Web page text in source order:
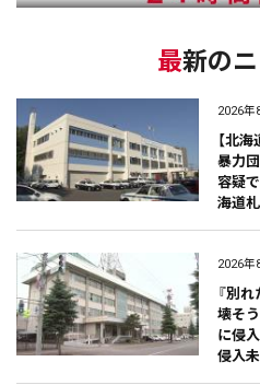
最新の
2026年
【北
暴力
容疑
海道札
2026年
『別
壊そ
に侵
侵入